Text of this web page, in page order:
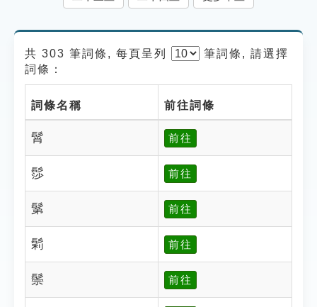
貓頭鷹博士
共 303 筆詞條, 每頁呈列 筆詞條, 請選擇
詞條：
詞條名稱 前往詞條
髾 前往
髿 前往
鬀 前往
鬁 前往
鬃 前往